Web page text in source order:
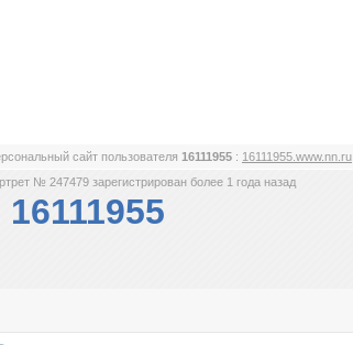
сайт пользователя 16111955 : 16111955.www.nn.ru
№ 247479 зарегистрирован более 1 года назад
16111955